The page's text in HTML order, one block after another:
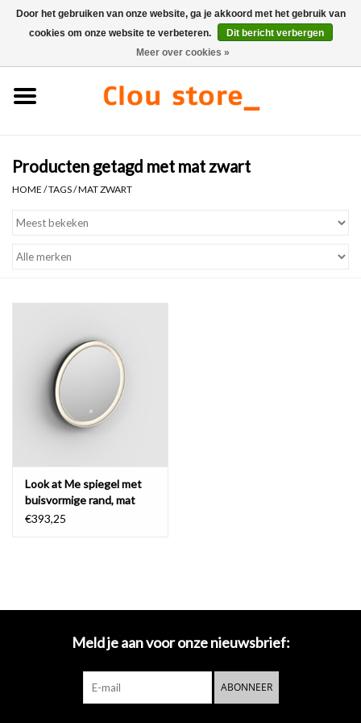
0 Artikelen - €0,00
Fonteinsets
Toiletten
Kranen & afvoeren
reserveonderdelen
Producten getagd met mat zwart
HOME /TAGS/MAT ZWART
Look at Me spiegel met
buisvormige rand, mat
zwart frame
€393,25
Meld je aan voor onze nieuwsbrief:
ABONNEER
Door het gebruiken van onze website, ga je akkoord met het gebruik van
cookies om onze website te verbeteren.
Dit bericht verbergen
Meer over cookies »